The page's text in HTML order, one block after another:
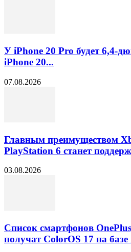
У iPhone 20 Pro будет 6,4-
iPhone 20...
07.08.2026
Главным преимуществом
PlayStation 6 станет
03.08.2026
Список смартфонов
получат ColorOS 17 на